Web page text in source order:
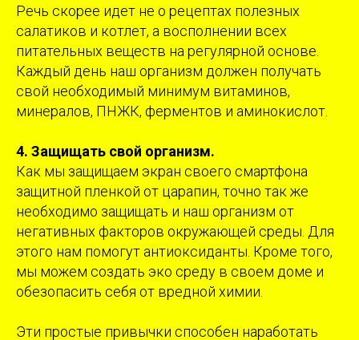
Речь скорее идет не о рецептах полезных
салатиков и котлет, а восполнении всех
питательных веществ на регулярной основе.
Каждый день наш организм должен получать
свой необходимый минимум витаминов,
минералов, ПНЖК, ферментов и аминокислот.
4. Защищать свой организм.
Как мы защищаем экран своего смартфона
защитной пленкой от царапин, точно так же
необходимо защищать и наш организм от
негативных факторов окружающей среды. Для
этого нам помогут антиоксиданты. Кроме того,
мы можем создать эко среду в своем доме и
обезопасить себя от вредной химии.
Эти простые привычки способен наработать